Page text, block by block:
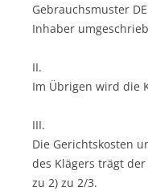
Gebrauchsmuster
Inhaber
II.
Im Übrigen wird die
III.
Die Gerichtskosten
des Klägers trägt
zu 2) zu 2/3.